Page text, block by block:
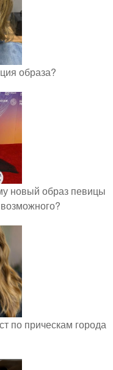
образа?
новый образ певицы
по прическам города